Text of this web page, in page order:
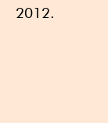
2012.